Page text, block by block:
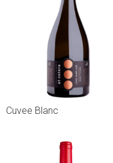
Cuvee Blanc